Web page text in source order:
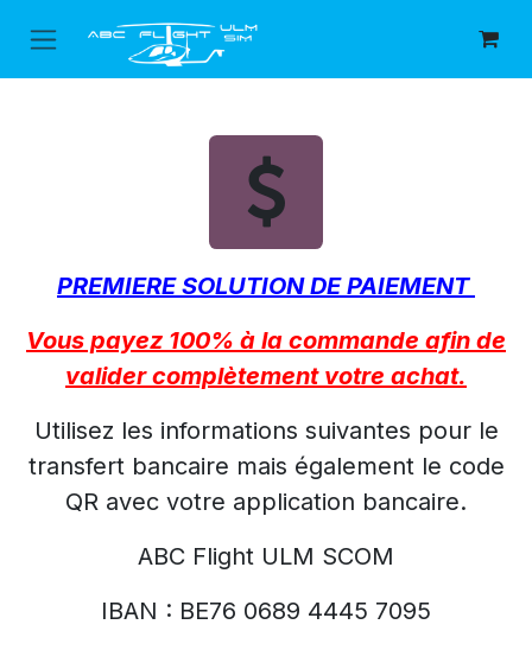
Se rendre au contenu
PREMIERE SOLUTION DE PAIEMENT
Vous payez 100% à la commande afin de
valider complètement votre achat.
Utilisez les informations suivantes pour le
transfert bancaire mais également le code
QR avec votre application bancaire.
ABC Flight ULM SCOM
IBAN : BE76 0689 4445 7095